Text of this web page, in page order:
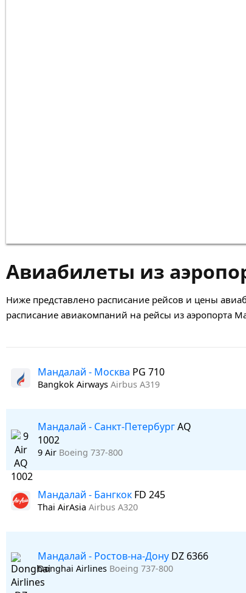
Авиабилеты из
Ниже представлено расписание рейсов и цены
расписание авиакомпаний на рейсы из аэропорта
Мандалай - Москва PG 710
Bangkok Airways Airbus A319
Мандалай - Санкт-ПетербургAQ
1002
9 Air Boeing 737-800
Мандалай - Бангкок FD 245
Thai AirAsia Airbus A320
Мандалай - Ростов-на-Дону DZ 6366
Donghai Airlines Boeing 737-800